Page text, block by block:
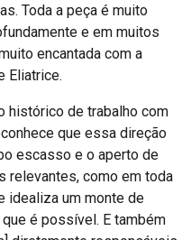
Toda a peça é muito
e em muitos
encantada com a
Eliatrice.
histórico de trabalho com
que essa direção
escasso e o aperto de
relevantes, como em toda
idealiza um monte de
é possível. E também